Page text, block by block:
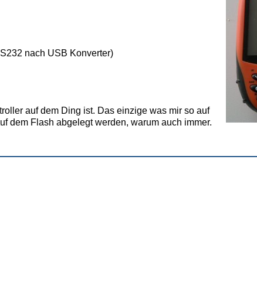
nach USB Konverter)
auf dem Ding ist. Das einzige was mir so auf
dem Flash abgelegt werden, warum auch immer.